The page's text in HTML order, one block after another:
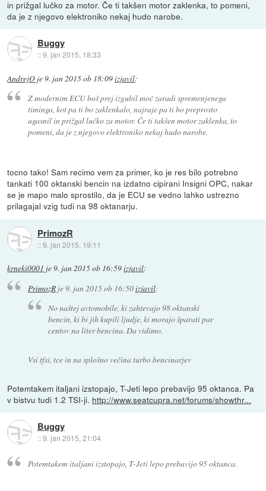
in prižgal lučko za motor. Če ti takšen motor zaklenka, to pomeni,
da je z njegovo elektroniko nekaj hudo narobe.
Buggy
::9. jan 2015, 18:33
AndrejO je9. jan 2015 ob 18:09izjavil:
Z modernim ECU boš prej izgubil moč zaradi spremenjenega
timinga, kot pa ti bo zaklenkalo, najraje pa ti bo preprosto
ugasnil in prižgal lučko za motor. Če ti takšen motor zaklenka, to
pomeni, da je z njegovo elektroniko nekaj hudo narobe.
tocno tako! Sam recimo vem za primer, ko je res bilo potrebno
tankati 100 oktanski bencin na izdatno cipirani Insigni OPC, nakar
se je mapo malo sprostilo, da je ECU se vedno lahko ustrezno
prilagajal vzig tudi na 98 oktanarju.
PrimozR
::9. jan 2015, 19:11
krneki0001 je9. jan 2015 ob 16:59izjavil:
PrimozRje9. jan 2015 ob 16:50izjavil:
No naštej avtomobile, ki zahtevajo 98 oktanski
bencin, ki bi jih kupili ljudje, ki morajo šparati par
centov na liter bencina. Da vidimo.
Vsi tfsi, tce in na splošno večina turbo bencinarjev
Potemtakem italjani izstopajo, T-Jeti lepo prebavijo 95 oktanca. Pa
v bistvu tudi 1.2 TSI-ji. http://www.seatcupra.net/forums/showthr...
Buggy
::9. jan 2015, 21:04
Potemtakem italjani izstopajo, T-Jeti lepo prebavijo 95 oktanca.